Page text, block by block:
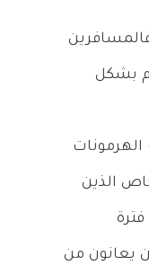
بشكل
الذين
يعانون من